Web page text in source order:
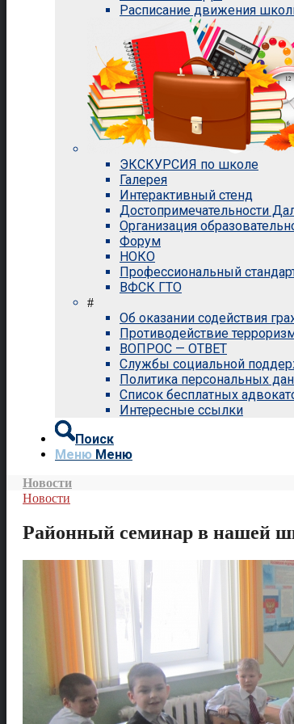
Расписание движения
ЭКСКУРСИЯ по школе
Галерея
Интерактивный стенд
Достопримечательности
Организация
Форум
НОКО
Профессиональный
ВФСК ГТО
#
Об оказании содействия
Противодействие
ВОПРОС — ОТВЕТ
Службы социальной
Политика персональных
Список бесплатных
Интересные ссылки
Поиск
Меню Меню
Новости
Новости
Районный семинар в нашей